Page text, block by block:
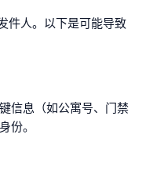
件人。以下是可能导致
信息（如公寓号、门禁
份。